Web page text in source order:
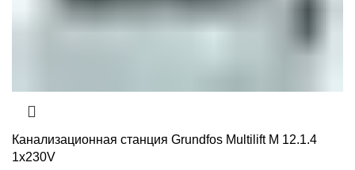
Канализационная станция Grundfos Multilift M 12.1.4
1x230V